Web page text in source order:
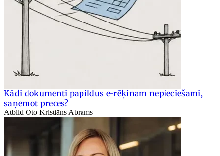
Kādi dokumenti papildus e-rēķinam nepieciešami,
saņemot preces?
Atbild Oto Kristiāns Abrams